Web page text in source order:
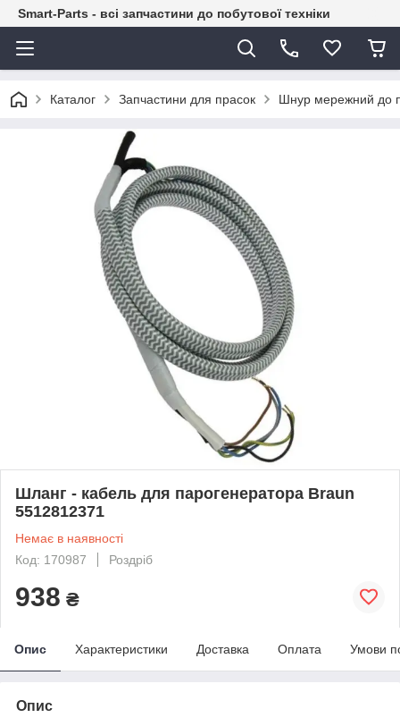
Smart-Parts - всі запчастини до побутової техніки
Каталог Запчастини для прасок Шнур мережний до
Шланг - кабель для парогенератора Braun
5512812371
Немає в наявності
Код: 170987
Роздріб
938 ₴
Опис Характеристики Доставка Оплата Умови
Опис